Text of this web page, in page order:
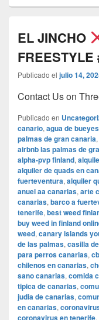
EL JINCHO
FREESTYLE
Publicado el julio 14,
Contact Us on
Publicado en
canario, agua de bueyes
palmas de gran canaria,
airbnb las palmas de
alpha-pvp finland,
alquiler de quads en
fuerteventura, alquiler
anuel aa canarias, arte
canarias, barco a
tenerife, best weed
buy weed in finland
weed, canary islands
de las palmas, casilla
para perros canarias,
chilenos en canarias,
sano canarias, comida
tipica de canarias,
judia de canarias,
en canarias,
coronavirus en tenerife,